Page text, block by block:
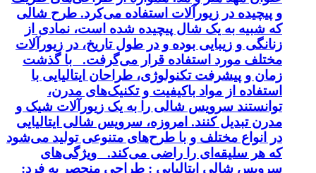
و پیچیده در زیورآلات استفاده می‌کرد. طرح شالی
که شبیه به یک شال پیچیده شده است، نمادی از
زنانگی و زیبایی بوده و در طول تاریخ، در زیورآلات
مختلف مورد استفاده قرار می‌گرفت. با گذشت
زمان و پیشرفت تکنولوژی، طراحان ایتالیایی با
استفاده از مواد باکیفیت و تکنیک‌های مدرن،
توانستند سرویس شالی را به یک زیورآلات شیک و
مدرن تبدیل کنند. امروزه، سرویس شالی ایتالیایی
در انواع مختلف و با طرح‌های متنوعی تولید می‌شود
که هر سلیقه‌ای را راضی می‌کند. ویژگی‌های
سرویس شالی ایتالیایی : طراحی منحصر به فرد: